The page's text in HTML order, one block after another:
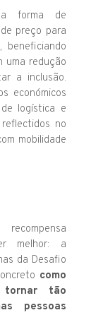
forma de
preço para
beneficiando
uma redução
a inclusão.
económicos
logística e
no
mobilidade
melhor: a
da Desafio
como
tornar tão
pessoas